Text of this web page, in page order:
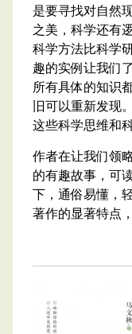
是要寻找对自然
之美，科学还有
科学方法比科学
趣的实例让我们
所有具体的知识
旧可以重新发现
这些科学思维和
作者在让我们领
的有趣故事，可
下，通俗易懂，
著作的显著特点